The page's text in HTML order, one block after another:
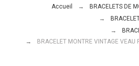
Accueil
BRACELETS DE
BRACELET MONTRE VINTAGE VEAU